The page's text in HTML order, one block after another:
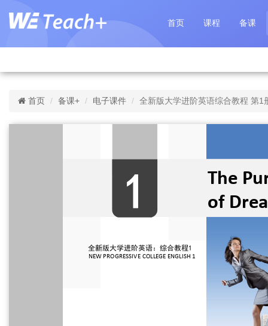
首页 课程 备课
首页 备课+ 电子课件 全新版大学进阶英语综合教程 第1